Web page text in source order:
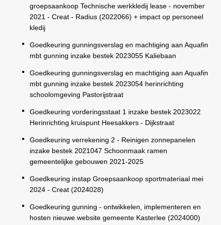
groepsaankoop Technische werkkledij lease - november
2021 - Creat - Radius (2022066) + impact op personeel
kledij
Goedkeuring gunningsverslag en machtiging aan Aquafin
mbt gunning inzake bestek 2023055 Kaliebaan
Goedkeuring gunningsverslag en machtiging aan Aquafin
mbt gunning inzake bestek 2023054 herinrichting
schoolomgeving Pastorijstraat
Goedkeuring vorderingsstaat 1 inzake bestek 2023022
Herinrichting kruispunt Heesakkers - Dijkstraat
Goedkeuring verrekening 2 - Reinigen zonnepanelen
inzake bestek 2021047 Schoonmaak ramen
gemeentelijke gebouwen 2021-2025
Goedkeuring instap Groepsaankoop sportmateriaal mei
2024 - Creat (2024028)
Goedkeuring gunning - ontwikkelen, implementeren en
hosten nieuwe website gemeente Kasterlee (2024000)